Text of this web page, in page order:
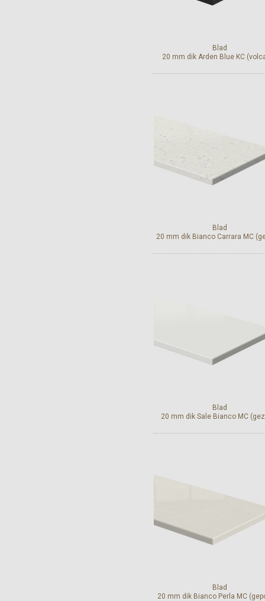
Blad
20 mm dik Arden Blue KC
Blad
20 mm dik Bianco Carrara MC
Blad
20 mm dik Sale Bianco MC
Blad
20 mm dik Bianco Perla MC